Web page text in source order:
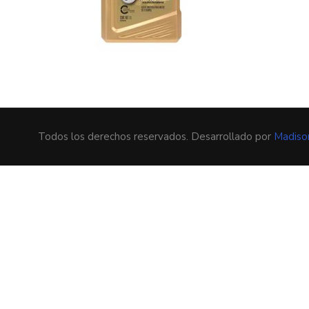
Todos los derechos reservados. Desarrollado por